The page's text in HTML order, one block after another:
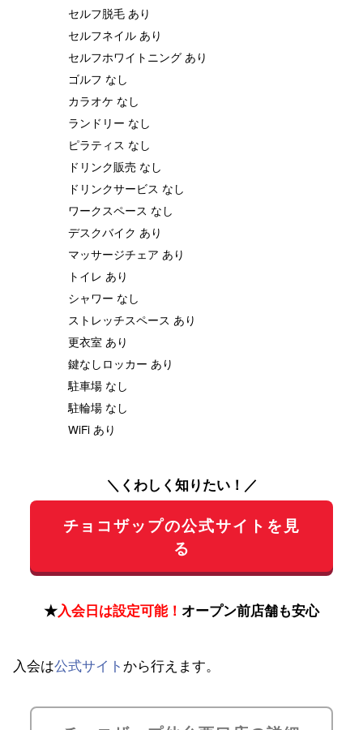
セルフ脱毛 あり
セルフネイル あり
セルフホワイトニング あり
ゴルフ なし
カラオケ なし
ランドリー なし
ピラティス なし
ドリンク販売 なし
ドリンクサービス なし
ワークスペース なし
デスクバイク あり
マッサージチェア あり
トイレ あり
シャワー なし
ストレッチスペース あり
更衣室 あり
鍵なしロッカー あり
駐車場 なし
駐輪場 なし
WiFi あり
＼くわしく知りたい！／
チョコザップの公式サイトを見
る
★入会日は設定可能！ オープン前店舗も安心
入会は公式サイト から行えます。